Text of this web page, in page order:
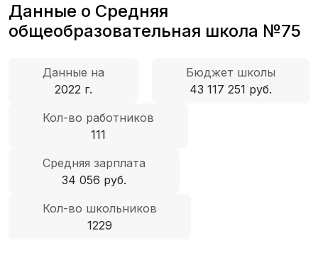
Данные о Средняя
общеобразовательная школа №75
Данные на
2022 г.
Бюджет школы
43 117 251 руб.
Кол-во работников
111
Средняя зарплата
34 056 руб.
Кол-во школьников
1229